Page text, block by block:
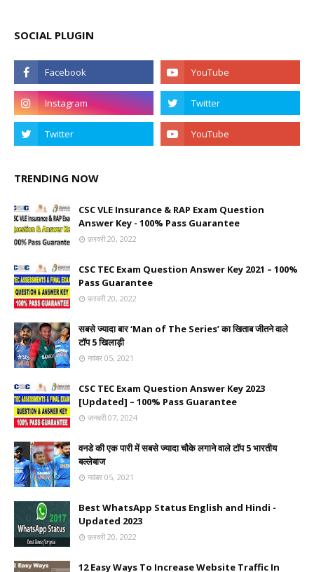
SOCIAL PLUGIN
TRENDING NOW
CSC VLE Insurance & RAP Exam Question
Answer Key - 100% Pass Guarantee
फ़रवरी 20, 2022
CSC TEC Exam Question Answer Key 2021 – 100%
Pass Guarantee
फ़रवरी 20, 2022
सबसे ज्यादा बार ‘Man of The Series’ का खिताब जीतने वाले
टॉप 5 खिलाड़ी
नवंबर 05, 2021
CSC TEC Exam Question Answer Key 2023
[Updated] – 100% Pass Guarantee
जनवरी 07, 2024
वनडे की एक पारी में सबसे ज्यादा चौके लगाने वाले टॉप 5 भारतीय
बल्लेबाज
नवंबर 05, 2021
Best WhatsApp Status English and Hindi -
Updated 2023
फ़रवरी 20, 2022
12 Easy Ways To Increase Website Traffic In